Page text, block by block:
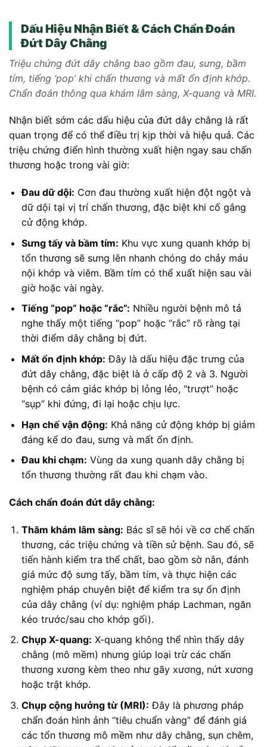
Dấu Hiệu Nhận Biết & Cách Chẩn Đoán
Đứt Dây Chằng
Triệu chứng đứt dây chằng bao gồm đau, sưng, bầm
tím, tiếng ‘pop’ khi chấn thương và mất ổn định khớp.
Chẩn đoán thông qua khám lâm sàng, X-quang và MRI.
Nhận biết sớm các dấu hiệu của đứt dây chằng là rất
quan trọng để có thể điều trị kịp thời và hiệu quả. Các
triệu chứng điển hình thường xuất hiện ngay sau chấn
thương hoặc trong vài giờ:
Đau dữ dội: Cơn đau thường xuất hiện đột ngột và
dữ dội tại vị trí chấn thương, đặc biệt khi cố gắng
cử động khớp.
Sưng tấy và bầm tím: Khu vực xung quanh khớp bị
tổn thương sẽ sưng lên nhanh chóng do chảy máu
nội khớp và viêm. Bầm tím có thể xuất hiện sau vài
giờ hoặc vài ngày.
Tiếng “pop” hoặc “rắc”: Nhiều người bệnh mô tả
nghe thấy một tiếng “pop” hoặc “rắc” rõ ràng tại
thời điểm dây chằng bị đứt.
Mất ổn định khớp: Đây là dấu hiệu đặc trưng của
đứt dây chằng, đặc biệt là ở cấp độ 2 và 3. Người
bệnh có cảm giác khớp bị lỏng lẻo, “trượt” hoặc
“sụp” khi đứng, đi lại hoặc chịu lực.
Hạn chế vận động: Khả năng cử động khớp bị giảm
đáng kể do đau, sưng và mất ổn định.
Đau khi chạm: Vùng da xung quanh dây chằng bị
tổn thương thường rất đau khi chạm vào.
Cách chẩn đoán đứt dây chằng:
Thăm khám lâm sàng: Bác sĩ sẽ hỏi về cơ chế chấn
thương, các triệu chứng và tiền sử bệnh. Sau đó, sẽ
tiến hành kiểm tra thể chất, bao gồm sờ nắn, đánh
giá mức độ sưng tấy, bầm tím, và thực hiện các
nghiệm pháp chuyên biệt để kiểm tra sự ổn định
của dây chằng (ví dụ: nghiệm pháp Lachman, ngăn
kéo trước/sau cho khớp gối).
Chụp X-quang: X-quang không thể nhìn thấy dây
chằng (mô mềm) nhưng giúp loại trừ các chấn
thương xương kèm theo như gãy xương, nứt xương
hoặc trật khớp.
Chụp cộng hưởng từ (MRI): Đây là phương pháp
chẩn đoán hình ảnh “tiêu chuẩn vàng” để đánh giá
các tổn thương mô mềm như dây chằng, sụn chêm,